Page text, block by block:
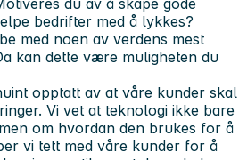
bedrifter med å lykkes?
med noen av verdens mest
kan dette være muligheten du
opptatt av at våre kunder skal
Vi vet at teknologi ikke bare
om hvordan den brukes for å
vi tett med våre kunder for å